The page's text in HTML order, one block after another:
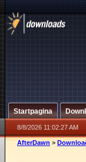
Startpagina
8/8/2026 11:02:27 AM
AfterDawn >